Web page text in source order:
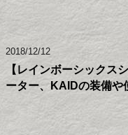
2018/12/12
【レインボーシックス
ーター、KAIDの装備や